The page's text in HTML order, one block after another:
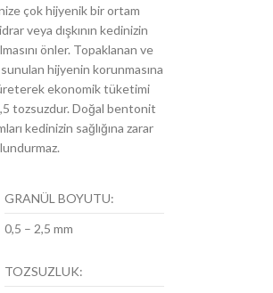
çok hijyenik bir ortam
veya dışkının kedinizin
önler. Topaklanan ve
hijyenin korunmasına
üreterek ekonomik tüketimi
tozsuzdur. Doğal bentonit
kedinizin sağlığına zarar
GRANÜL BOYUTU:
0,5 – 2,5 mm
TOZSUZLUK: